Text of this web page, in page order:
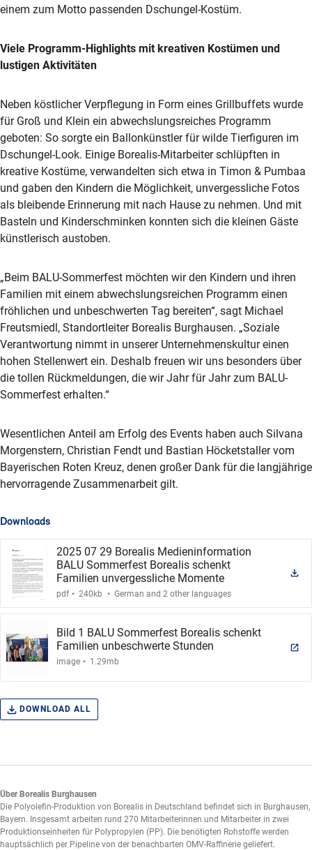
einem zum Motto passenden Dschungel-Kostüm.
Viele Programm-Highlights mit kreativen Kostümen und
lustigen Aktivitäten
Neben köstlicher Verpflegung in Form eines Grillbuffets wurde
für Groß und Klein ein abwechslungsreiches Programm
geboten: So sorgte ein Ballonkünstler für wilde Tierfiguren im
Dschungel-Look. Einige Borealis-Mitarbeiter schlüpften in
kreative Kostüme, verwandelten sich etwa in Timon & Pumbaa
und gaben den Kindern die Möglichkeit, unvergessliche Fotos
als bleibende Erinnerung mit nach Hause zu nehmen. Und mit
Basteln und Kinderschminken konnten sich die kleinen Gäste
künstlerisch austoben.
„Beim BALU-Sommerfest möchten wir den Kindern und ihren
Familien mit einem abwechslungsreichen Programm einen
fröhlichen und unbeschwerten Tag bereiten“, sagt Michael
Freutsmiedl, Standortleiter Borealis Burghausen. „Soziale
Verantwortung nimmt in unserer Unternehmenskultur einen
hohen Stellenwert ein. Deshalb freuen wir uns besonders über
die tollen Rückmeldungen, die wir Jahr für Jahr zum BALU-
Sommerfest erhalten.“
Wesentlichen Anteil am Erfolg des Events haben auch Silvana
Morgenstern, Christian Fendt und Bastian Höcketstaller vom
Bayerischen Roten Kreuz, denen großer Dank für die langjährige
hervorragende Zusammenarbeit gilt.
Downloads
2025 07 29 Borealis Medieninformation
BALU Sommerfest Borealis schenkt
Familien unvergessliche Momente
pdf. 240kb . German and 2 other languages
Bild 1 BALU Sommerfest Borealis schenkt
Familien unbeschwerte Stunden
image . 1.29mb
DOWNLOAD ALL
Über Borealis Burghausen
Die Polyolefin-Produktion von Borealis in Deutschland befindet sich in Burghausen,
Bayern. Insgesamt arbeiten rund 270 Mitarbeiterinnen und Mitarbeiter in zwei
Produktionseinheiten für Polypropylen (PP). Die benötigten Rohstoffe werden
hauptsächlich per Pipeline von der benachbarten OMV-Raffinerie geliefert.